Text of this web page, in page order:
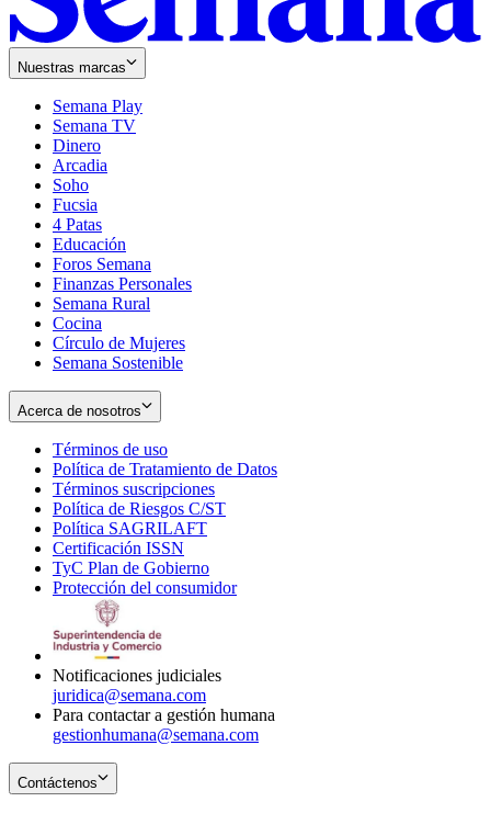
Nuestras marcas
Semana Play
Semana TV
Dinero
Arcadia
Soho
in
new
window
Fucsia
in
new
window
4 Patas
Educación
Foros Semana
Finanzas Personales
Semana Rural
Cocina
Círculo de Mujeres
Semana Sostenible
Acerca de nosotros
Términos de uso
in
new
window
Política de Tratamiento de Datos
Términos suscripciones
in
Política de Riesgos C/ST
Política SAGRILAFT
new
window
Certificación ISSN
in
new
TyC Plan de Gobierno
in
Protección del consumidorOpens
Notificaciones judiciales
juridica@semana.com
Para contactar a gestión humana
gestionhumana@semana.com
Contáctenos